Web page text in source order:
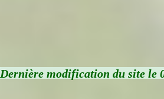
Dernière modification du site le